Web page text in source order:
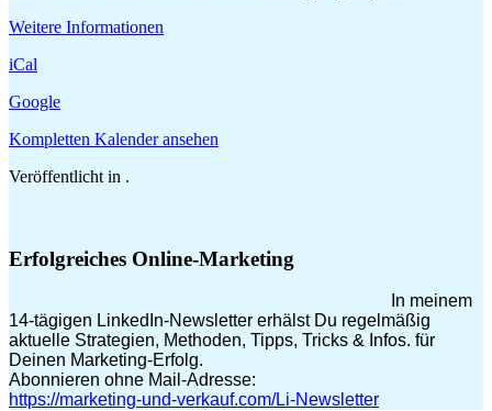
Weitere Informationen
iCal
Google
Kompletten Kalender ansehen
Veröffentlicht in .
Erfolgreiches Online-Marketing
In meinem
14-tägigen LinkedIn-Newsletter erhälst Du regelmäßig
aktuelle Strategien, Methoden, Tipps, Tricks & Infos. für
Deinen Marketing-Erfolg.
Abonnieren ohne Mail-Adresse:
https://marketing-und-verkauf.com/Li-Newsletter